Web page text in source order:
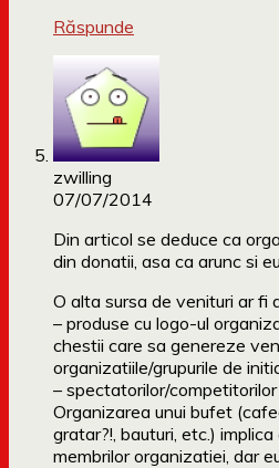
Răspunde
zwilling
07/07/2014
Din articol se deduce ca
din donatii, asa ca arunc si
O alta sursa de venituri ar fi
– produse cu logo-ul
chestii care sa genereze
organizatiile/grupurile de
– spectatorilor/
Organizarea unui bufet
gratar?!, bauturi, etc.)
membrilor organizatiei, dar